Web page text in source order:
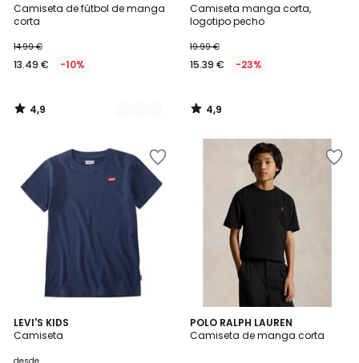
Camiseta de fútbol de manga
corta
14.99 €
13.49 € -10%
/ 5
Colores
4,9
/
Camiseta manga corta,
logotipo pecho
19.99 €
15.39 € -23%
/ 5
4,9
/
LEVI'S KIDS
Camiseta
4,2
/ 5
5
Colores
POLO RALPH LAUREN
Camiseta de manga corta
4,6
/ 5